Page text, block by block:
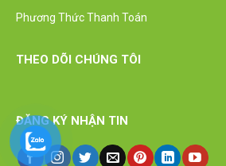
Phương Thức Thanh Toán
THEO DÕI CHÚNG TÔI
ĐĂNG KÝ NHẬN TIN